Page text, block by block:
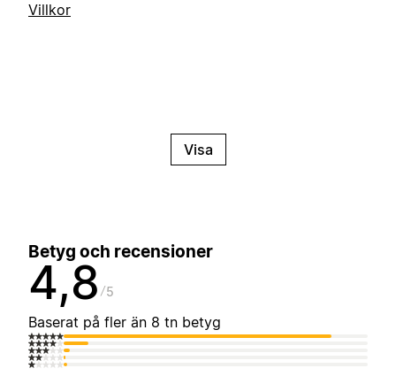
Villkor
Visa
Betyg och recensioner
4,8 5
Baserat på fler än 8 tn betyg